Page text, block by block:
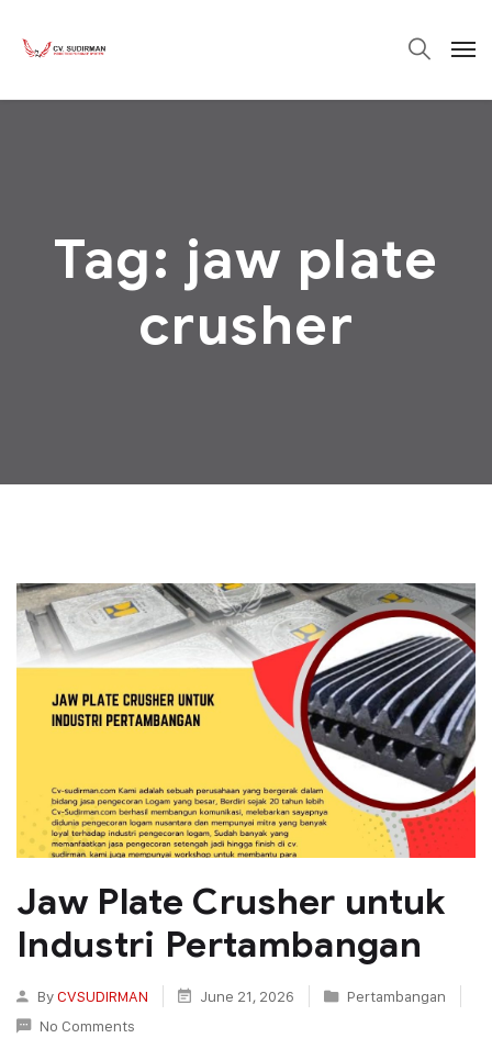
Tag: jaw plate
crusher
Jaw Plate Crusher untuk
Industri Pertambangan
ByCVSUDIRMAN June 21, 2026
Pertambangan
No Comments